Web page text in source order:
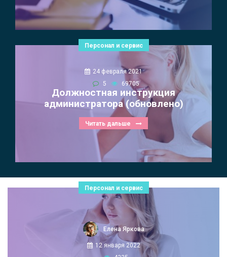
Персонал и сервис
24 февраля 2021
5
69705
Должностная инструкция
администратора (обновлено)
Читать дальше
Персонал и сервис
Елена Яркова
12 января 2022